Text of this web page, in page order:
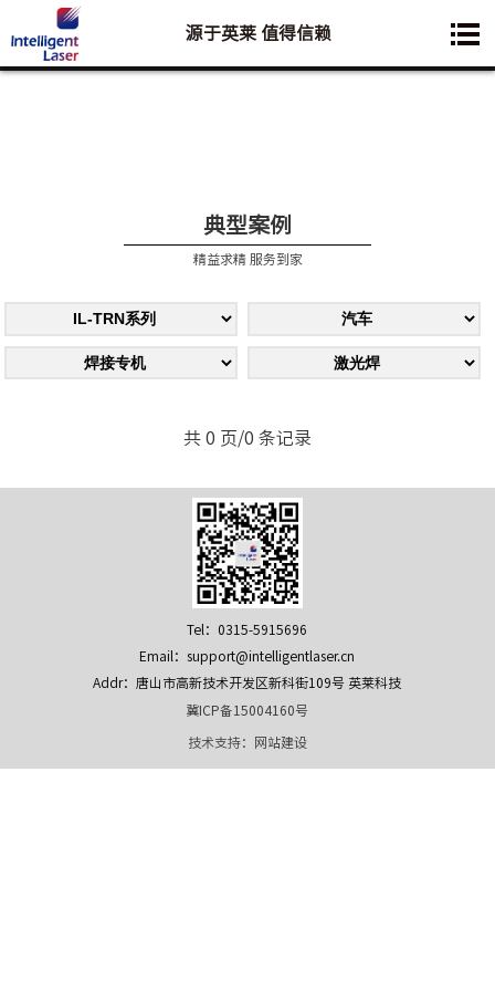
您想要了解的业务是:
源于英莱 值得信赖
典型案例
精益求精 服务到家
共 0 页/0 条记录
Tel：0315-5915696
Email：support@intelligentlaser.cn
Addr：唐山市高新技术开发区新科街109号 英莱科技
冀ICP备15004160号
技术支持： 网站建设